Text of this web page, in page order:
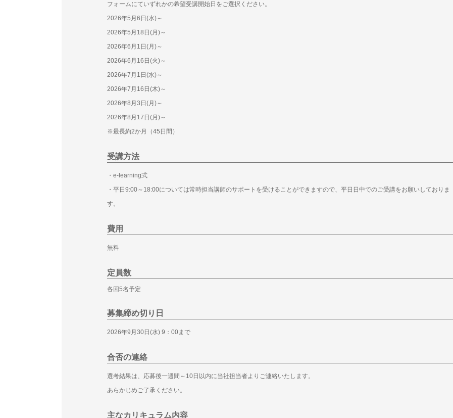
フォームにていずれかの希望受講開始日をご選択ください。
2026年5月6日(水)～
2026年5月18日(月)～
2026年6月1日(月)～
2026年6月16日(火)～
2026年7月1日(水)～
2026年7月16日(木)～
2026年8月3日(月)～
2026年8月17日(月)～
※最長約2か月（45日間）
受講方法
・e-learning式
・平日9:00～18:00については常時担当講師のサポートを受けることができますので、平日日中でのご受講をお願いしておりま
す。
費用
無料
定員数
各回5名予定
募集締め切り日
2026年9月30日(水) 9：00まで
合否の連絡
選考結果は、応募後一週間～10日以内に当社担当者よりご連絡いたします。
あらかじめご了承ください。
主なカリキュラム内容